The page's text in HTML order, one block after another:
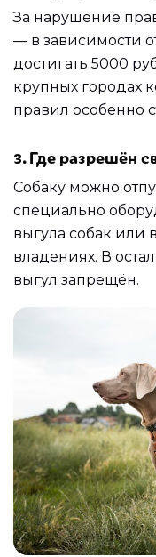
За нарушение
— в зависимости
достигать 5000
крупных городах
правил особенно
3. Где разрешён
Собаку можно
специально
выгула собак или
владениях. В
выгул запрещён.